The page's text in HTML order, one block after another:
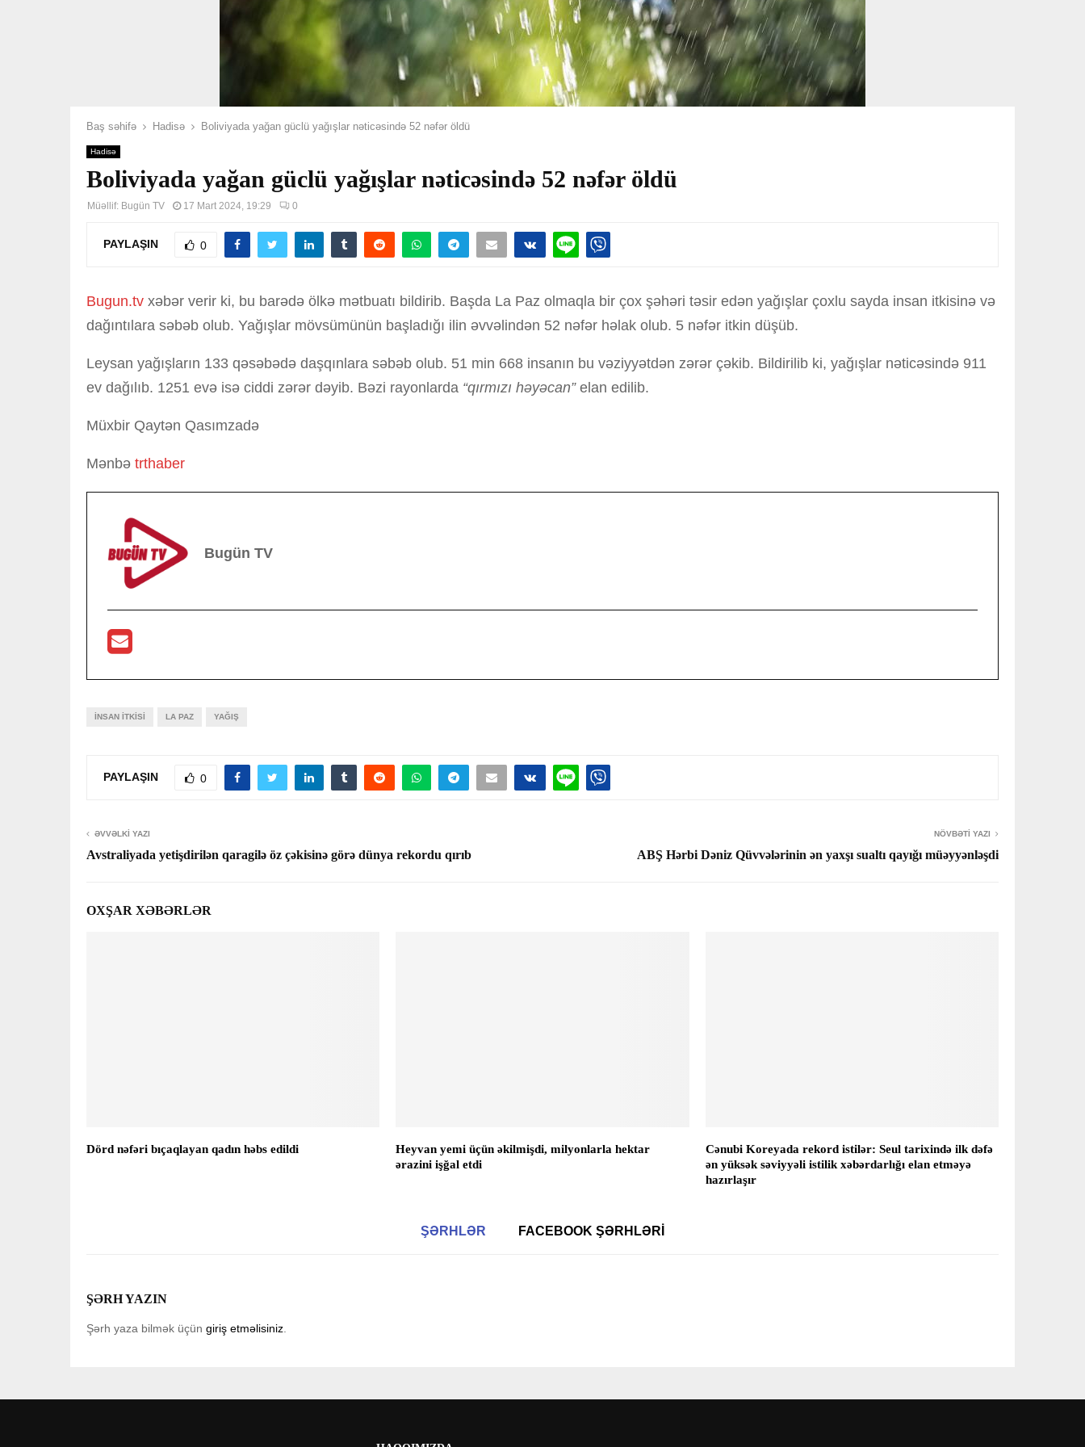
Baş səhifə Hadisə Boliviyada yağan güclü yağışlar nəticəsində 52 nəfər öldü
Hadisə
Boliviyada yağan güclü yağışlar nəticəsində 52 nəfər öldü
Müəllif: Bugün TV 17 Mart 2024, 19:29 0
PAYLAŞIN 0
Bugun.tv xəbər verir ki, bu barədə ölkə mətbuatı bildirib. Başda La Paz olmaqla bir çox şəhəri təsir edən yağışlar çoxlu sayda insan itkisinə və
dağıntılara səbəb olub. Yağışlar mövsümünün başladığı ilin əvvəlindən 52 nəfər həlak olub. 5 nəfər itkin düşüb.
Leysan yağışların 133 qəsəbədə daşqınlara səbəb olub. 51 min 668 insanın bu vəziyyətdən zərər çəkib. Bildirilib ki, yağışlar nəticəsində 911
ev dağılıb. 1251 evə isə ciddi zərər dəyib. Bəzi rayonlarda “qırmızı həyəcan”elan edilib.
Müxbir Qaytən Qasımzadə
Mənbə trthaber
Bugün TV
INSAN ITKISI LA PAZ YAĞIŞ
PAYLAŞIN 0
ƏVVƏLKI YAZI
Avstraliyada yetişdirilən qaragilə öz çəkisinə görə dünya rekordu qırıb
NÖVBƏTI YAZI
ABŞ Hərbi Dəniz Qüvvələrinin ən yaxşı sualtı qayığı müəyyənləşdi
OXŞAR XƏBƏRLƏR
Dörd nəfəri bıçaqlayan qadın həbs edildi
Heyvan yemi üçün əkilmişdi, milyonlarla hektar
ərazini işğal etdi
Cənubi Koreyada rekord istilər: Seul tarixində ilk dəfə
ən yüksək səviyyəli istilik xəbərdarlığı elan etməyə
hazırlaşır
ŞƏRHLƏR FACEBOOK ŞƏRHLƏRI
ŞƏRH YAZIN
Şərh yaza bilmək üçün giriş etməlisiniz.